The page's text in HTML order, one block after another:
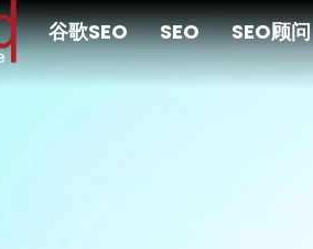
谷歌SEO SEO SEO顾问